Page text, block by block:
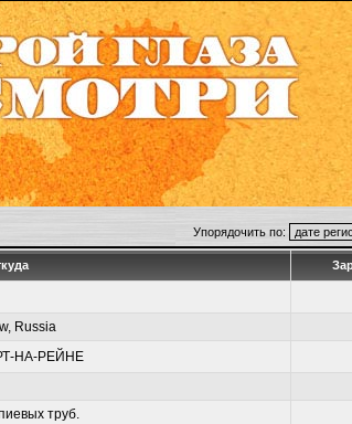
Упорядочить по:
Russia
НА-РЕЙНЕ
труб.